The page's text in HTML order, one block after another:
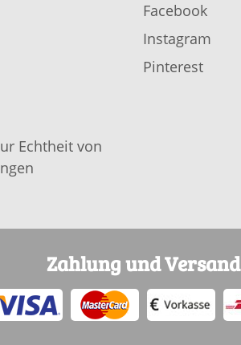
Echtheit von
Facebook
Instagram
Pinterest
Zahlung und Versand